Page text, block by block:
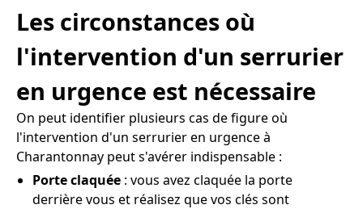
Les circonstances où
l'intervention d'un serrurier
en urgence est nécessaire
On peut identifier plusieurs cas de figure où
l'intervention d'un serrurier en urgence à
Charantonnay peut s'avérer indispensable :
Porte claquée : vous avez claquée la porte
derrière vous et réalisez que vos clés sont